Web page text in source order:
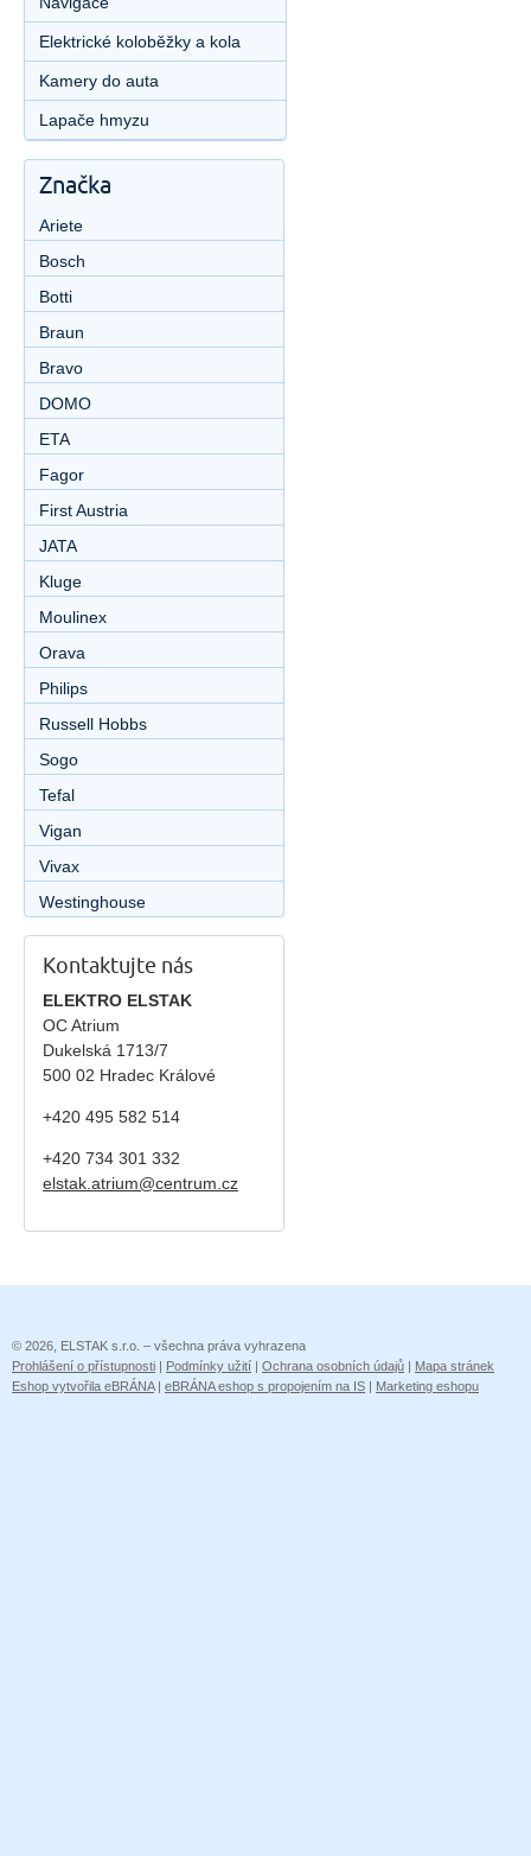
Elektrické koloběžky a kola
Kamery do auta
Lapače hmyzu
Značka
Ariete
Bosch
Botti
Braun
Bravo
DOMO
ETA
Fagor
First Austria
JATA
Kluge
Moulinex
Orava
Philips
Russell Hobbs
Sogo
Tefal
Vigan
Vivax
Westinghouse
Kontaktujte nás
ELEKTRO ELSTAK
OC Atrium
Dukelská 1713/7
500 02 Hradec Králové
+420 495 582 514
+420 734 301 332
elstak.atrium@centrum.cz
© 2026, ELSTAK s.r.o. – všechna práva vyhrazena
Prohlášení o přístupnosti | Podmínky užití | Ochrana osobních údajů | Mapa stránek
Eshop vytvořila eBRÁNA| eBRÁNA eshop s propojením na IS | Marketing eshopu